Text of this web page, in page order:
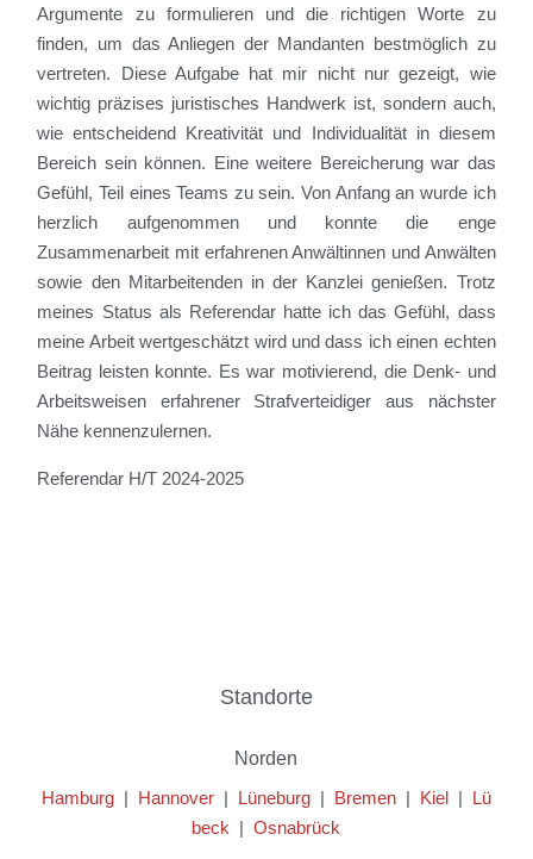
Argumente zu formulieren und die richtigen Worte zu
finden, um das Anliegen der Mandanten bestmöglich zu
vertreten. Diese Aufgabe hat mir nicht nur gezeigt, wie
wichtig präzises juristisches Handwerk ist, sondern auch,
wie entscheidend Kreativität und Individualität in diesem
Bereich sein können. Eine weitere Bereicherung war das
Gefühl, Teil eines Teams zu sein. Von Anfang an wurde ich
herzlich aufgenommen und konnte die enge
Zusammenarbeit mit erfahrenen Anwältinnen und Anwälten
sowie den Mitarbeitenden in der Kanzlei genießen. Trotz
meines Status als Referendar hatte ich das Gefühl, dass
meine Arbeit wertgeschätzt wird und dass ich einen echten
Beitrag leisten konnte. Es war motivierend, die Denk- und
Arbeitsweisen erfahrener Strafverteidiger aus nächster
Nähe kennenzulernen.
Referendar H/T 2024-2025
Standorte
Norden
Hamburg | Hannover | Lüneburg | Bremen | Kiel | Lü
beck | Osnabrück